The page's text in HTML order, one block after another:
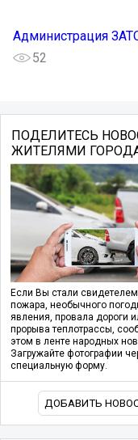
Администрация
52
ПОДЕЛИТЕСЬ
ЖИТЕЛЯМИ
Если Вы стали
пожара, необычного
явления, провала дороги
прорыва теплотрассы,
этом в ленте народных
Загружайте фотографии
специальную форму.
ДОБАВИТЬ